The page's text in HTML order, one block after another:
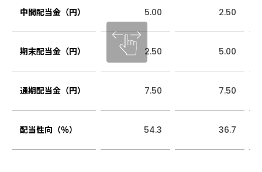
中間配当金（円） 5.00 2.50
期末配当金（円） 2.50 5.00
通期配当金（円） 7.50 7.50
配当性向（％） 54.3 36.7